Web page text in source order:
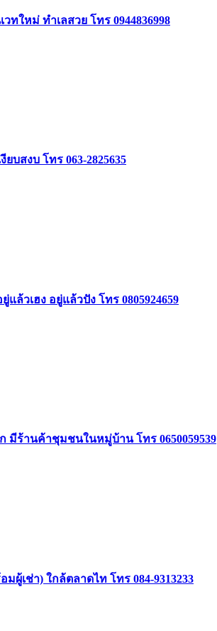
ใหม่ ทำเลสวย โทร 0944836998
บสงบ โทร 063-2825635
วเฮง อยู่แล้วปัง โทร 0805924659
มีร้านค้าชุมชนในหมู่บ้าน โทร 0650059539
เช่า) ใกล้ตลาดไท โทร 084-9313233